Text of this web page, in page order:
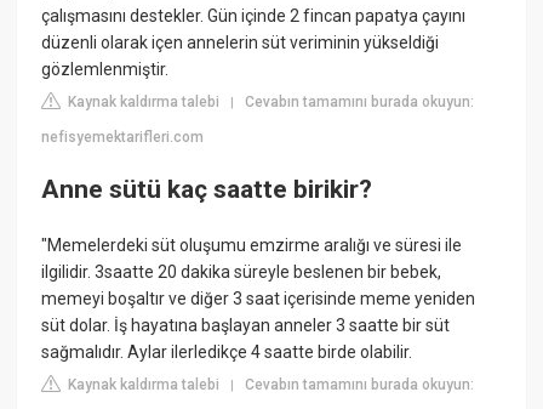
çalışmasını destekler. Gün içinde 2 fincan papatya çayını
düzenli olarak içen annelerin süt veriminin yükseldiği
gözlemlenmiştir.
Kaynak kaldırma talebi |Cevabın tamamını burada okuyun:
nefisyemektarifleri.com
Anne sütü kaç saatte birikir?
"Memelerdeki süt oluşumu emzirme aralığı ve süresi ile
ilgilidir. 3saatte 20 dakika süreyle beslenen bir bebek,
memeyi boşaltır ve diğer 3 saat içerisinde meme yeniden
süt dolar. İş hayatına başlayan anneler 3 saatte bir süt
sağmalıdır. Aylar ilerledikçe 4 saatte birde olabilir.
Kaynak kaldırma talebi |Cevabın tamamını burada okuyun: